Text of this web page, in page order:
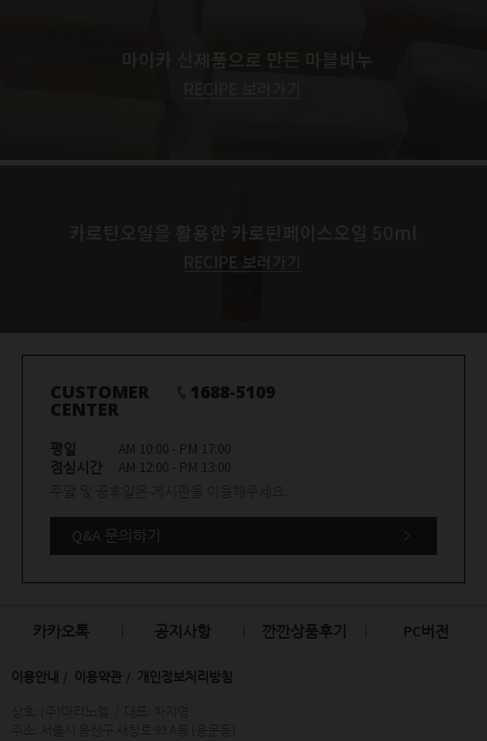
CUSTOMER
CENTER
1688-5109
평일
AM 10:00 - PM 17:00
점심시간
AM 12:00 - PM 13:00
Q&A 문의하기
카카오톡 공지사항 깐깐상품후기 PC버전
이용안내 이용약관 개인정보처리방침